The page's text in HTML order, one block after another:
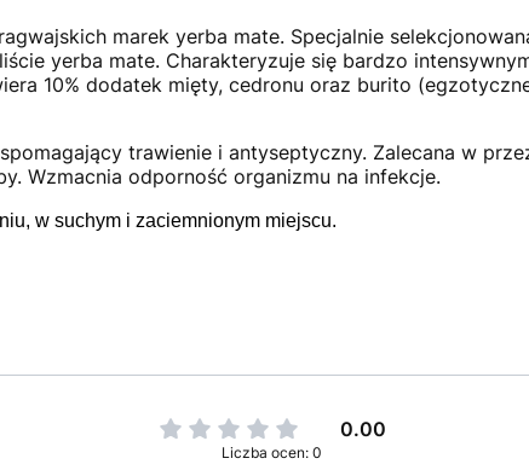
marek yerba mate. Specjalnie
yerba mate. Charakteryzuje się bardzo
10% dodatek mięty, cedronu oraz burito
trawienie i antyseptyczny. Zalecana w
Wzmacnia odporność organizmu na infekcje.
w suchym i zaciemnionym miejscu.
0.00
Liczba ocen: 0